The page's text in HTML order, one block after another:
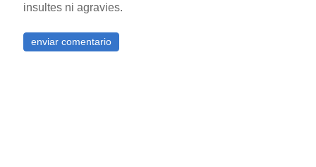
insultes ni agravies.